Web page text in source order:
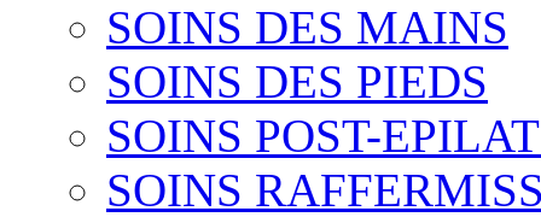
SOINS DES MAINS
SOINS DES PIEDS
SOINS POST-
SOINS